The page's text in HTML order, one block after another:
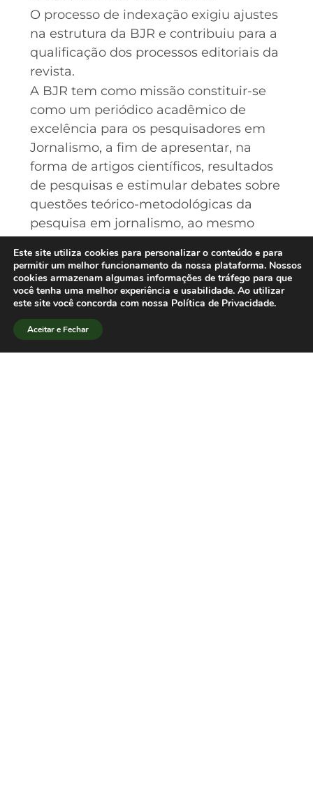
O processo de indexação exigiu ajustes
na estrutura da BJR e contribuiu para a
qualificação dos processos editoriais da
revista.
A BJR tem como missão constituir-se
como um periódico acadêmico de
excelência para os pesquisadores em
Jornalismo, a fim de apresentar, na
forma de artigos científicos, resultados
de pesquisas e estimular debates sobre
questões teórico-metodológicas da
pesquisa em jornalismo, ao mesmo
para a criação e fortalecimento de uma
rede de pesquisadores em jornalismo
em nível internacional.
Para acessar o BJR no SciELO Brasil,
acesse:https://www.scielo.br/bjr
Este site utiliza cookies para personalizar o conteúdo e para
permitir um melhor funcionamento da nossa plataforma. Nossos
cookies armazenam algumas informações de tráfego para que
você tenha uma melhor experiência e usabilidade. Ao utilizar
este site você concorda com nossa Política de Privacidade.
Aceitar e Fechar